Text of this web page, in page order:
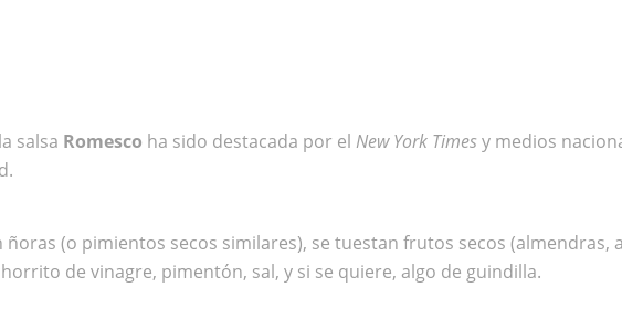
salsa Romesco ha sido destacada por el New York Times y medios
(o pimientos secos similares), se tuestan frutos secos (almendras,
de vinagre, pimentón, sal, y si se quiere, algo de guindilla.